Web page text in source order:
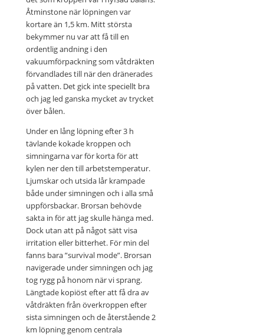
Åtminstone när löpningen var
kortare än 1,5 km. Mitt största
bekymmer nu var att få till en
ordentlig andning i den
vakuumförpackning som våtdräkten
förvandlades till när den dränerades
på vatten. Det gick inte speciellt bra
och jag led ganska mycket av trycket
över bålen.
Under en lång löpning efter 3 h
tävlande kokade kroppen och
simningarna var för korta för att
kylen ner den till arbetstemperatur.
Ljumskar och utsida lår krampade
både under simningen och i alla små
uppförsbackar. Brorsan behövde
sakta in för att jag skulle hänga med.
Dock utan att på något sätt visa
irritation eller bitterhet. För min del
fanns bara ”survival mode”. Brorsan
navigerade under simningen och jag
tog rygg på honom när vi sprang.
Längtade kopiöst efter att få dra av
våtdräkten från överkroppen efter
sista simningen och de återstående 2
km löpning genom centrala